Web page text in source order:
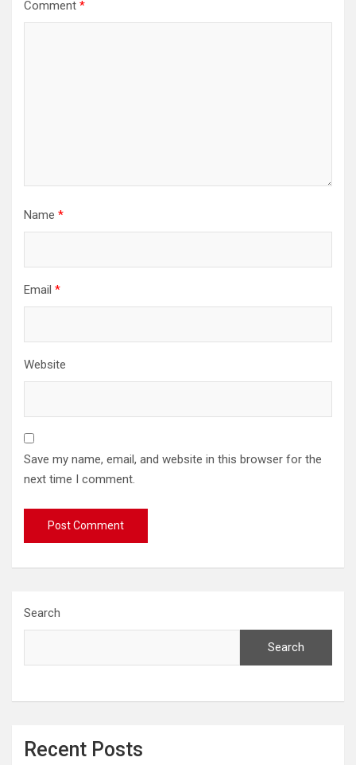
Comment *
Name *
Email *
Website
Save my name, email, and website in this browser for the
next time I comment.
Search
Search
Recent Posts